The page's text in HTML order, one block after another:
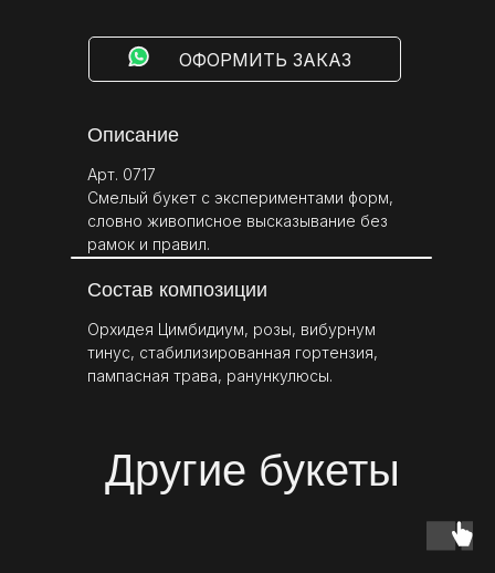
Орхидея Цимбидиум, розы, вибурнум
тинус, стабилизированная гортензия,
пампасная трава, ранункулюсы.
Состав композиции
Арт. 0717
Смелый букет с экспериментами форм,
словно живописное высказывание без
рамок и правил.
Описание
⠀⠀⠀ОФОРМИТЬ ЗАКАЗ
Другие букеты